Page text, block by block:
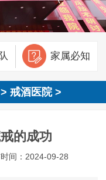
家属必知
戒酒医院>
的成功
间：2024-09-28